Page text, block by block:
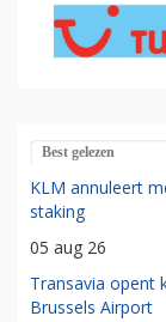
Best gelezen
KLM annuleert
staking
05 aug 26
Transavia opent
Brussels Airport